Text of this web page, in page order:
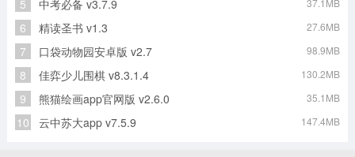
5 中考必备 v3.7.9 37.1MB
6 精读圣书 v1.3 27.6MB
7 口袋动物园安卓版 v2.7 98.9MB
8 佳弈少儿围棋 v8.3.1.4 130.2MB
9 熊猫绘画app官网版 v2.6.0 35.1MB
10 云中苏大app v7.5.9 147.4MB